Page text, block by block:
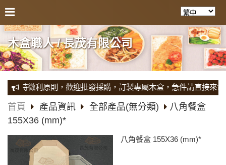
木盒職人 / 長茂有限公司
持微利原則，歡迎批發採購，訂製專屬木盒，急件請直接來電
首頁 產品資訊 全部產品(無分類)
八角餐盒
155X36 (mm)*
八角餐盒 155X36 (mm)*